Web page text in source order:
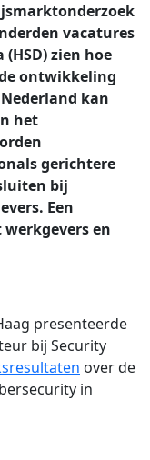
vacatures
zien hoe
ontwikkeling
kan
het
gerichtere
bij
Een
werkgevers en
presenteerde
bij Security
over de
in